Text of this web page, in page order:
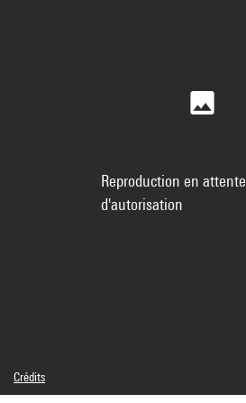
Reproduction en attente
d'autorisation
Crédits
© droits réservés